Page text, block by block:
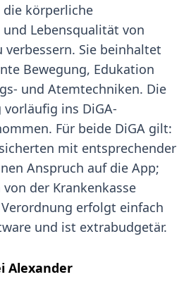
körperliche
Lebensqualität von
verbessern. Sie beinhaltet
Bewegung, Edukation
und Atemtechniken. Die
ins DiGA-
Für beide DiGA gilt:
mit entsprechender
Anspruch auf die App;
der Krankenkasse
erfolgt einfach
und ist extrabudgetär.
Alexander